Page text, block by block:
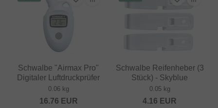
Schwalbe "Airmax Pro"
Digitaler Luftdruckprüfer
0.06 kg
16.76 EUR
Schwalbe Reifenheber (3
Stück) - Skyblue
0.05 kg
4.16 EUR